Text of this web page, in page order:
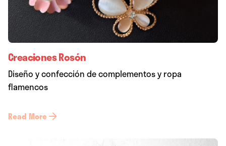
Creaciones Rosón
Diseño y confección de complementos y ropa
flamencos
Read More